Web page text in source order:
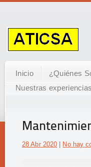
Inicio ¿Quiénes
Nuestras
28 Abr 2020 No hay